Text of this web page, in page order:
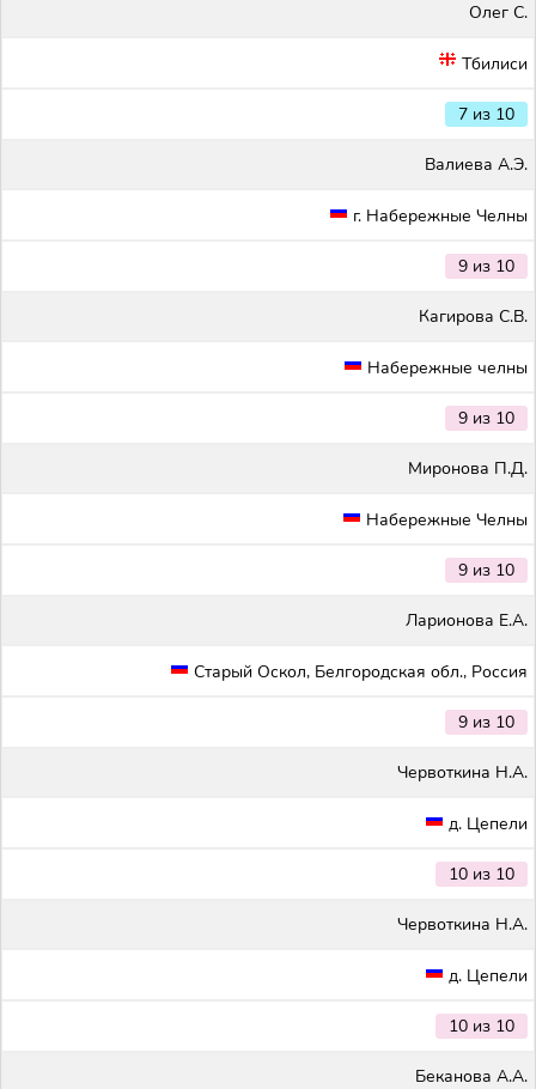
Олег С.
Тбилиси
7 из 10
Валиева А.Э.
г. Набережные Челны
9 из 10
Кагирова С.В.
Набережные челны
9 из 10
Миронова П.Д.
Набережные Челны
9 из 10
Ларионова Е.А.
Старый Оскол, Белгородская обл., Россия
9 из 10
Червоткина Н.А.
д. Цепели
10 из 10
Червоткина Н.А.
д. Цепели
10 из 10
Беканова А.А.